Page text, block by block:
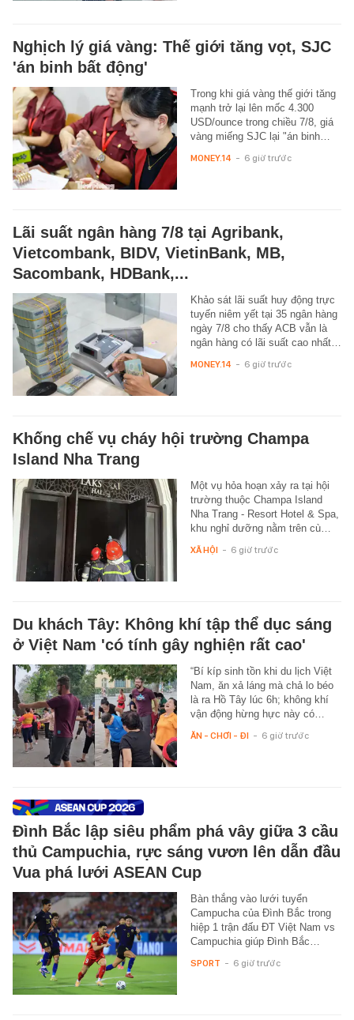
Nghịch lý giá vàng: Thế giới tăng vọt, SJC
'án binh bất động'
Trong khi giá vàng thế giới tăng
mạnh trở lại lên mốc 4.300
USD/ounce trong chiều 7/8, giá
vàng miếng SJC lại "án binh…
MONEY.14 - 6 giờ trước
Lãi suất ngân hàng 7/8 tại Agribank,
Vietcombank, BIDV, VietinBank, MB,
Sacombank, HDBank,...
Khảo sát lãi suất huy động trực
tuyến niêm yết tại 35 ngân hàng
ngày 7/8 cho thấy ACB vẫn là
ngân hàng có lãi suất cao nhất…
MONEY.14 - 6 giờ trước
Khống chế vụ cháy hội trường Champa
Island Nha Trang
Một vụ hỏa hoạn xảy ra tại hội
trường thuộc Champa Island
Nha Trang - Resort Hotel & Spa,
khu nghỉ dưỡng nằm trên cù…
XÃ HỘI - 6 giờ trước
Du khách Tây: Không khí tập thể dục sáng
ở Việt Nam 'có tính gây nghiện rất cao'
“Bí kíp sinh tồn khi du lịch Việt
Nam, ăn xả láng mà chả lo béo
là ra Hồ Tây lúc 6h; không khí
vận động hừng hực này có…
ĂN - CHƠI - ĐI - 6 giờ trước
Đình Bắc lập siêu phẩm phá vây giữa 3 cầu
thủ Campuchia, rực sáng vươn lên dẫn đầu
Vua phá lưới ASEAN Cup
Bàn thắng vào lưới tuyển
Campucha của Đình Bắc trong
hiệp 1 trận đấu ĐT Việt Nam vs
Campuchia giúp Đình Bắc…
SPORT - 6 giờ trước